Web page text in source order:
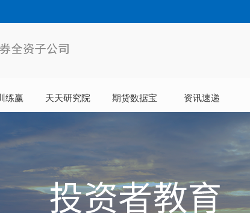
练赢 天天研究院 期货数据宝 资讯速递